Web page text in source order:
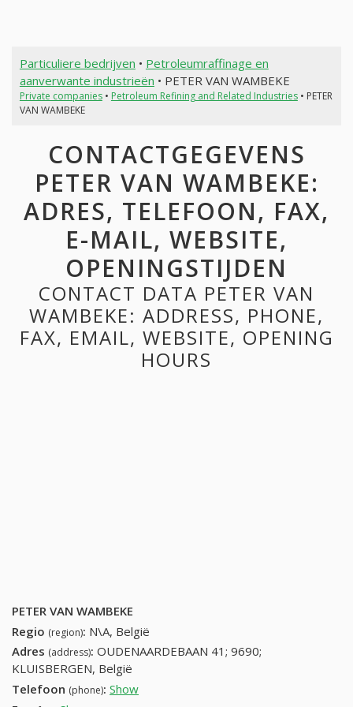
Particuliere bedrijven • Petroleumraffinage en
aanverwante industrieën • PETER VAN WAMBEKE
Private companies• Petroleum Refining and Related Industries• PETER
VAN WAMBEKE
CONTACTGEGEVENS
PETER VAN WAMBEKE:
ADRES, TELEFOON, FAX,
E-MAIL, WEBSITE,
OPENINGSTIJDEN
CONTACT DATA PETER VAN
WAMBEKE: ADDRESS, PHONE,
FAX, EMAIL, WEBSITE, OPENING
HOURS
PETER VAN WAMBEKE
Regio (region): N\A, België
Adres (address): OUDENAARDEBAAN 41; 9690;
KLUISBERGEN, België
Telefoon (phone): Show